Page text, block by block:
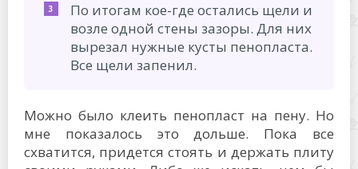
По итогам кое-где остались щели и
возле одной стены зазоры. Для них
вырезал нужные кусты пенопласта.
Все щели запенил.
Можно было клеить пенопласт на пену. Но
мне показалось это дольше. Пока все
схватится, придется стоять и держать плиту